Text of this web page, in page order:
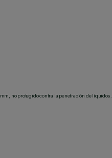
no protegido contra la penetración de líquidos.